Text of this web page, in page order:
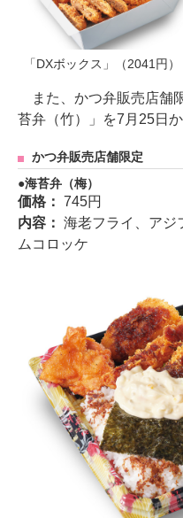
「DXボックス」（2041円）
また、かつ弁販売店舗
苔弁（竹）」を7月25日
かつ弁販売店舗限定
海苔弁（梅）
価格： 745円
内容： 海老フライ、アジ
ムコロッケ